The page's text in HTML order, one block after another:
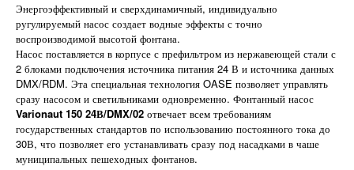
Энергоэффективный и сверхдинамичный, индивидуально
ругулируемый насос создает водные эффекты с точно
воспроизводимой высотой фонтана.
Насос поставляется в корпусе с префильтром из нержавеющей стали с
2 блоками подключения источника питания 24 В и источника данных
DMX/RDM. Эта специальная технология OASE позволяет управлять
сразу насосом и светильниками одновременно. Фонтанный насос
Varionaut 150 24В/DMX/02 отвечает всем требованиям
государственных стандартов по использованию постоянного тока до
30В, что позволяет его устанавливать сразу под насадками в чаше
муниципальных пешеходных фонтанов.